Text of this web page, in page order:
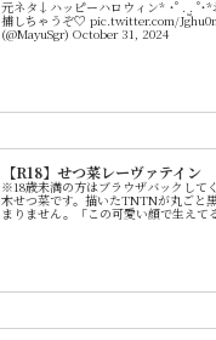
元ネタ↓ハッピーハロウィン* ˙˚ . ̫.
捕しちゃうぞ♡ pic.twitter.com/
(@MayuSgr) October 31, 2024
【R18】せつ菜レーヴァテイン
※18歳未満の方はブラウザバックして
木せつ菜です。描いたTNTNが丸ごと
まりません。「この可愛い顔で生えて